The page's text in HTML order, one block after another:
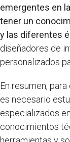
emergentes en
tener un
y las diferentes
diseñadores de
personalizados
En resumen,
es necesario
especializados
conocimientos